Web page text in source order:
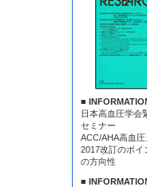
■
日本高血圧学会
セミナー
ACC/AHA高血
2017改訂のポイ
の方向性
■